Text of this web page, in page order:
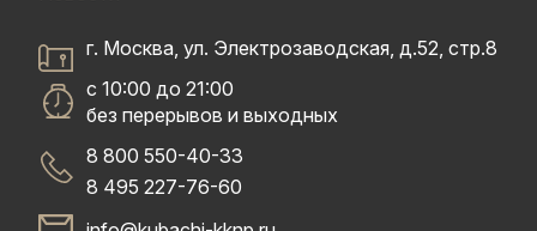
г. Москва, ул. Электрозаводская, д.52, стр.8
с 10:00 до 21:00
без перерывов и выходных
8 800 550-40-33
8 495 227-76-60